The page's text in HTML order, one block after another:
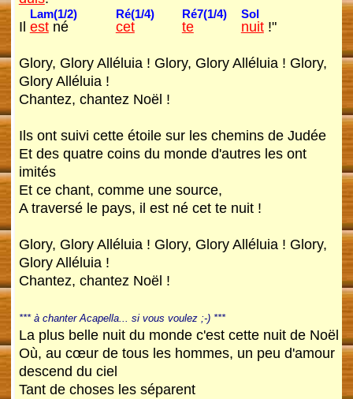
Il
Lam(1/2)
estné
Ré(1/4)
cet
Ré7(1/4)
te
Sol
nuit!"
Glory, Glory Alléluia ! Glory, Glory Alléluia ! Glory,
Glory Alléluia !
Chantez, chantez Noël !
Ils ont suivi cette étoile sur les chemins de Judée
Et des quatre coins du monde d'autres les ont
imités
Et ce chant, comme une source,
A traversé le pays, il est né cet te nuit !
Glory, Glory Alléluia ! Glory, Glory Alléluia ! Glory,
Glory Alléluia !
Chantez, chantez Noël !
*** à chanter Acapella... si vous voulez ;-) ***
La plus belle nuit du monde c'est cette nuit de Noël
Où, au cœur de tous les hommes, un peu d'amour
descend du ciel
Tant de choses les séparent